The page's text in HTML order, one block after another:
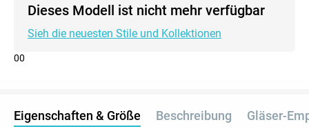
Dieses Modell ist nicht mehr verfügbar
Sieh die neuesten Stile und Kollektionen
00
Eigenschaften & Größe Beschreibung Gläser-